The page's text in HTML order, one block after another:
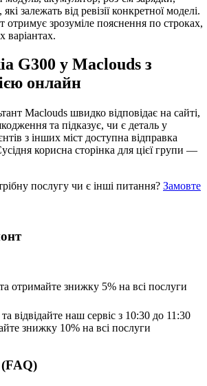
залежать від ревізії конкретної моделі.
отримує зрозуміле пояснення по строках,
варіантах.
G300 у Maclouds з
онлайн
Maclouds швидко відповідає на сайті,
та підказує, чи є деталь у
з інших міст доступна відправка
корисна сторінка для цієї групи —
послугу чи є інші питання? Замовте
отримайте знижку 5% на всі послуги
відвідайте наш сервіс з 10:30 до 11:30
знижку 10% на всі послуги
(FAQ)